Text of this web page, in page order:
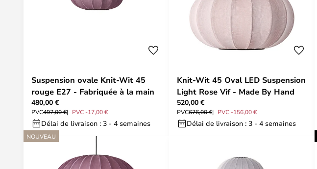
Suspension ovale Knit-Wit 45
rouge E27 - Fabriquée à la main
480,00 €
PVC497,00 € PVC -17,00 €
Délai de livraison : 3 - 4 semaines
Knit-Wit 45 Oval LED Suspension
Light Rose Vif - Made By Hand
520,00 €
PVC676,00 € PVC -156,00 €
Délai de livraison : 3 - 4 semaines
NOUVEAU